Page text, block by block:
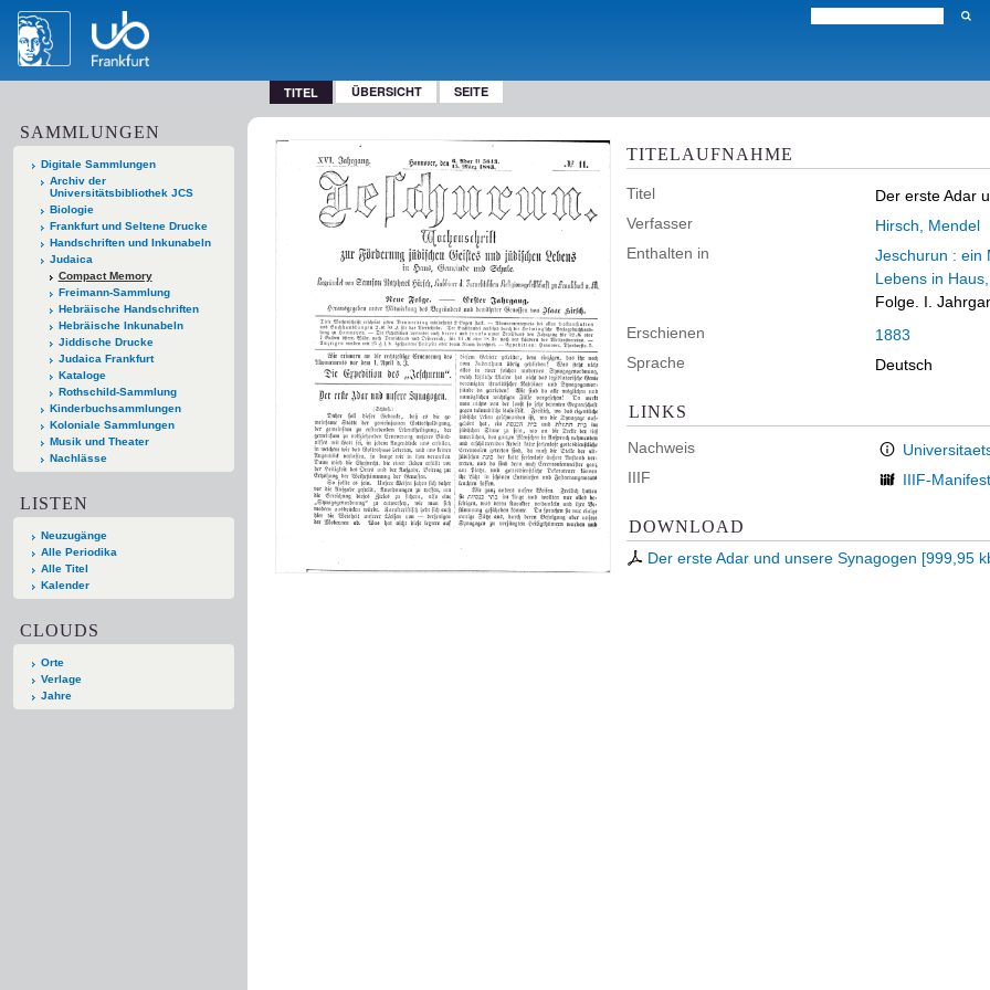
TITEL ÜBERSICHT SEITE
SAMMLUNGEN
Digitale Sammlungen
Archiv der
Universitätsbibliothek JCS
Biologie
Frankfurt und Seltene Drucke
Handschriften und Inkunabeln
Judaica
Compact Memory
Freimann-Sammlung
Hebräische Handschriften
Hebräische Inkunabeln
Jiddische Drucke
Judaica Frankfurt
Kataloge
Rothschild-Sammlung
Kinderbuchsammlungen
Koloniale Sammlungen
Musik und Theater
Nachlässe
LISTEN
Neuzugänge
Alle Periodika
Alle Titel
Kalender
CLOUDS
Orte
Verlage
Jahre
TITELAUFNAHME
Titel
Der erste Adar
Verfasser
Hirsch, Mendel
Enthalten in
Jeschurun : ein
Lebens in
Folge. I.
Erschienen
1883
Sprache
Deutsch
LINKS
Nachweis
IIIF
IIIF-Manifest
DOWNLOAD
Der erste Adar und unsere Synagogen [999,95